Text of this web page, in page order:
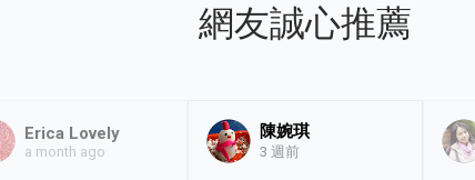
網友誠心推薦
Erica Lovely
a month ago
陳婉琪
3 週前